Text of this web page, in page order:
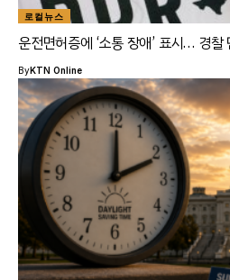
로컬뉴스
운전면허증에 ‘소통 장애’ 표시… 경
ByKTN Online